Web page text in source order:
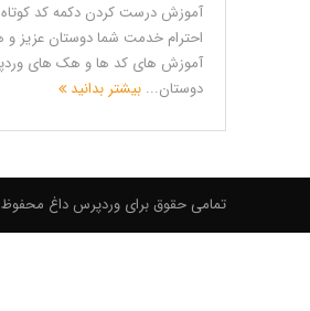
آموزش درست کردن دکمه کد
احترام خدمت شما دوستان عزیز و
آموزش های کد ها و هک های
دوستان...بیشتر بدانید
تمامی حقوق برای وردپرس داغ